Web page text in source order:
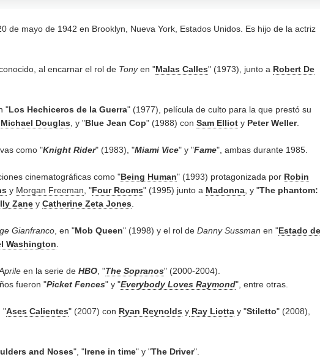
de mayo de 1942 en Brooklyn, Nueva York, Estados Unidos. Es hijo de la actriz
al encarnar el rol de Tonyen "Malas Calles" (1973), junto a Robert De
"Los Hechiceros de la Guerra" (1977), película de culto para la que prestó su
Michael Douglas , y "Blue Jean Cop" (1988) con Sam Elliot y Peter Weller.
como "Knight Rider" (1983), "Miami Vice" y "Fame", ambas durante 1985.
cinematográficas como "Being Human" (1993) protagonizada por Robin
y Morgan Freeman , "Four Rooms" (1995) junto a Madonna , y "The phantom:
Zane y Catherine Zeta Jones
Gianfranco , en "Mob Queen" (1998) y el rol de Danny Sussman en "Estado de
Washington
en la serie de HBO , "The Sopranos" (2000-2004).
fueron "Picket Fences" y "Everybody Loves Raymond", entre otras.
"Ases Calientes" (2007) con Ryan Reynolds y Ray Liotta y "Stiletto" (2008),
and Noses", "Irene in time" y "The Driver".